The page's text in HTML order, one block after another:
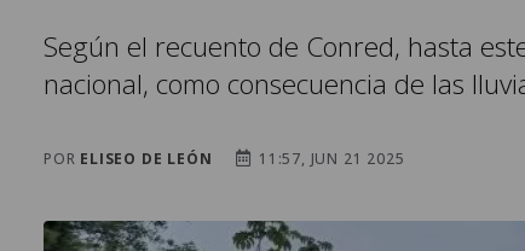
Según el recuento de Conred, hasta
nacional, como consecuencia de las
POR ELISEO DE LEÓN 11:57, JUN 21 2025